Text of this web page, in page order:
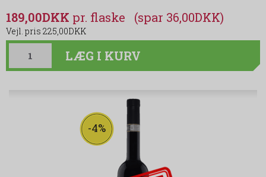
189,00DKK
225,00DKK
(spar 36,00DKK)
LÆG I KURV
-4%